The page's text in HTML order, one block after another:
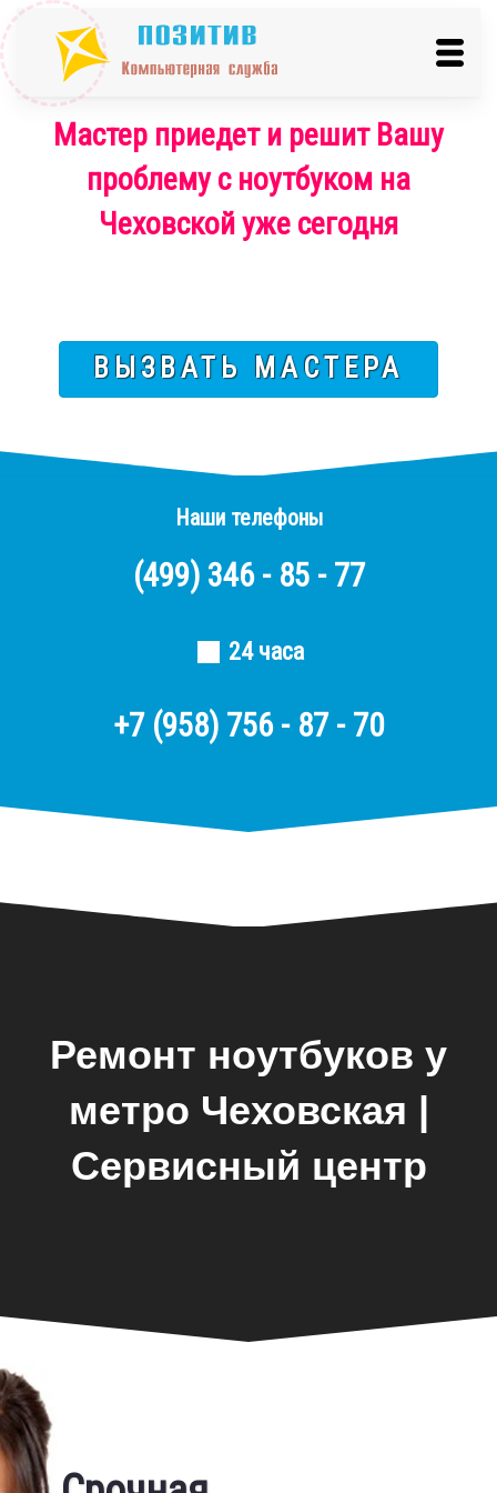
Мастер приедет и решит Вашу
проблему с ноутбуком на
Чеховской уже сегодня
ВЫЗВАТЬ МАСТЕРА
Наши телефоны
(499) 346 - 85 - 77
24 часа
+7 (958) 756 - 87 - 70
Ремонт ноутбуков у
метро Чеховская |
Сервисный центр
Замена экрана